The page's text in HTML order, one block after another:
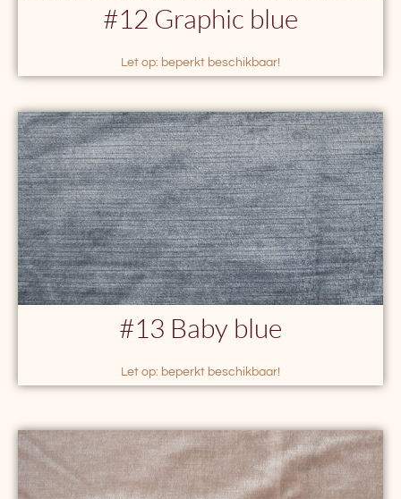
#12 Graphic blue
Let op: beperkt beschikbaar!
#13 Baby blue
Let op: beperkt beschikbaar!